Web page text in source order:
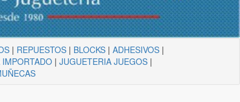
| REPUESTOS | BLOCKS |ADHESIVOS |
| JUGUETERIA JUEGOS|